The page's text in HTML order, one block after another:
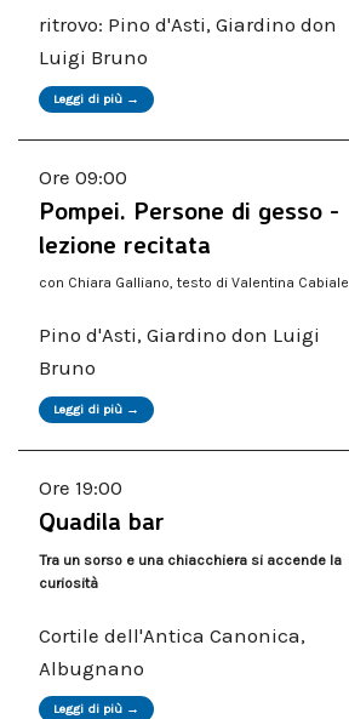
ritrovo: Pino d'Asti, Giardino don
Luigi Bruno
Leggi di più →
Ore 09:00
Pompei. Persone di gesso -
lezione recitata
con Chiara Galliano, testo di Valentina Cabiale
Pino d'Asti, Giardino don Luigi
Bruno
Leggi di più →
Ore 19:00
Quadila bar
Tra un sorso e una chiacchiera si accende la
curiosità
Cortile dell'Antica Canonica,
Albugnano
Leggi di più →